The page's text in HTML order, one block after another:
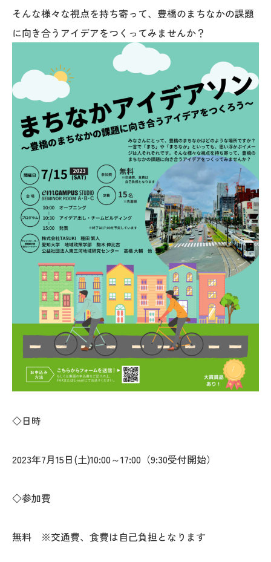
そんな様々な視点を持ち寄って、豊橋のまちなかの課題
に向き合うアイデアをつくってみませんか？
◇日時
2023年7月15日(土)10:00～17:00（9:30受付開始）
◇参加費
無料 ※交通費、食費は自己負担となります